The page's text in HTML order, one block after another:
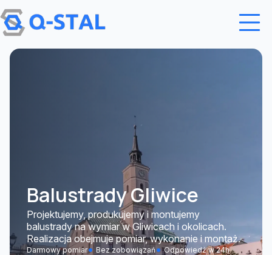
Przejdź do treści
Balustrady Gliwice
Projektujemy, produkujemy i montujemy
balustrady na wymiar w Gliwicach i okolicach.
Realizacja obejmuje pomiar, wykonanie i montaż.
Darmowy pomiar Bez zobowiązań Odpowiedź w 24h